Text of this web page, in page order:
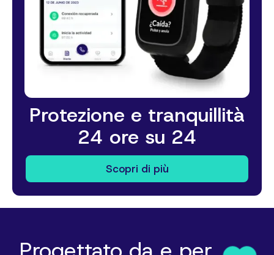
Protezione e tranquillità
24 ore su 24
Scopri di più